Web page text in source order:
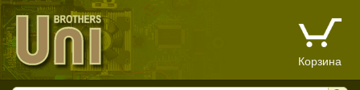
Корзина